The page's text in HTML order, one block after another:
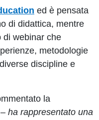
ed è pensata
di didattica, mentre
di webinar che
metodologie
discipline e
la
– ha rappresentato una